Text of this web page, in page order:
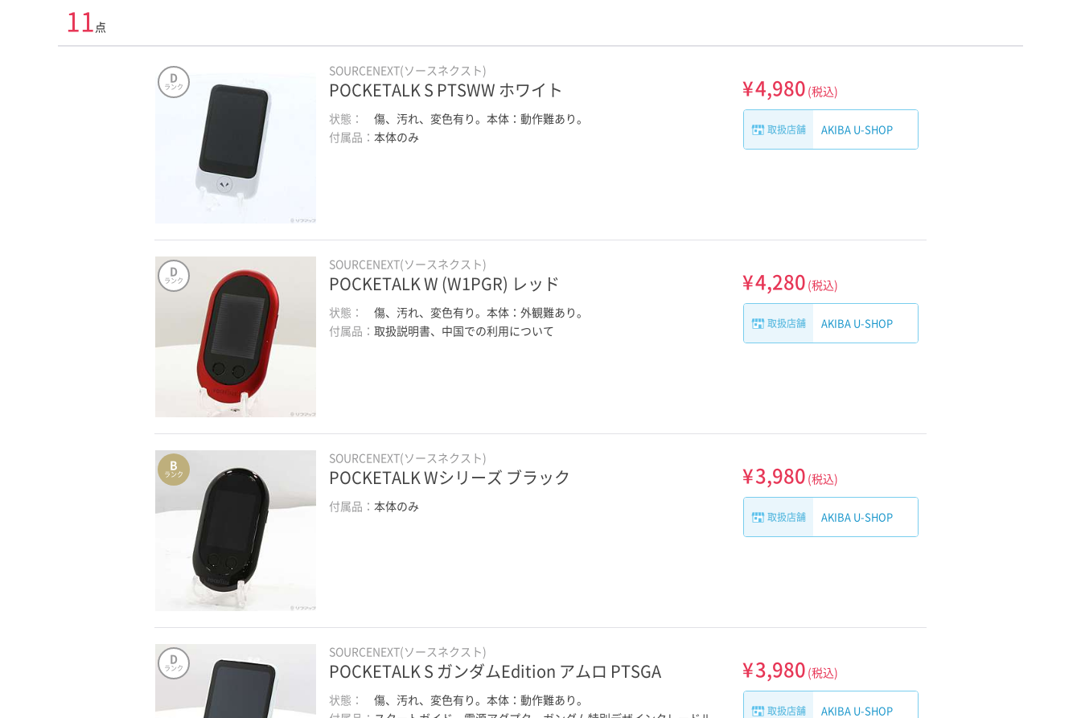
11 点
D
ランク
SOURCENEXT(ソースネクスト)
POCKETALK S PTSWW ホワイト
状態：
傷、汚れ、変色有り。本体：動作難あり。
付属品：本体のみ
¥4,980 (税込)
取扱店舗 AKIBA U-SHOP
D
ランク
SOURCENEXT(ソースネクスト)
POCKETALK W (W1PGR) レッド
状態：
傷、汚れ、変色有り。本体：外観難あり。
付属品：取扱説明書、中国での利用について
¥4,280 (税込)
取扱店舗 AKIBA U-SHOP
B
ランク
SOURCENEXT(ソースネクスト)
POCKETALK Wシリーズ ブラック
付属品：本体のみ
¥3,980 (税込)
取扱店舗 AKIBA U-SHOP
D
ランク
SOURCENEXT(ソースネクスト)
POCKETALK S ガンダムEdition アムロ PTSGA
状態：
傷、汚れ、変色有り。本体：動作難あり。
¥3,980 (税込)
取扱店舗 AKIBA U-SHOP